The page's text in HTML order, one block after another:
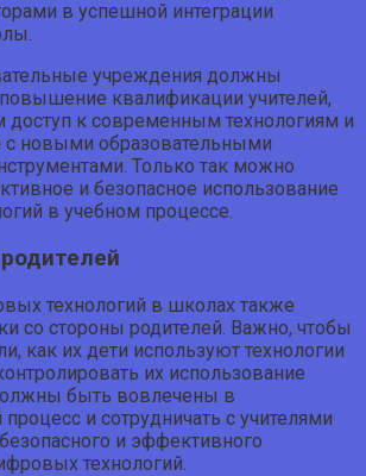
в успешной интеграции
учреждения должны
квалификации учителей,
доступ к современным технологиям и
с новыми образовательными
Только так можно
и безопасное использование
в учебном процессе.
технологий в школах также
со стороны родителей. Важно, чтобы
как их дети используют технологии
их использование
быть вовлечены в
и сотрудничать с учителями
и эффективного
технологий.